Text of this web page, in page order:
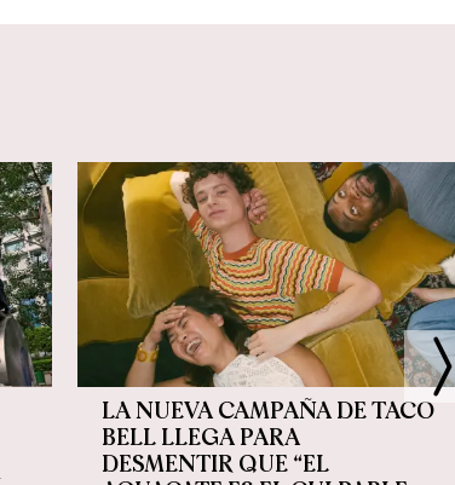
LA NUEVA CAMPAÑA DE TACO
BELL LLEGA PARA
DESMENTIR QUE “EL